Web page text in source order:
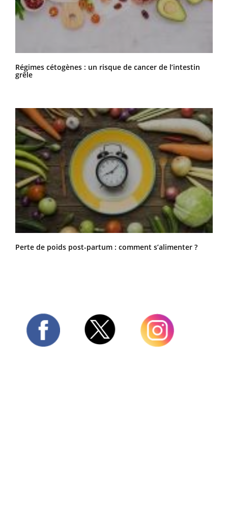
Régimes cétogènes : un risque de cancer de l’intestin
grêle
Perte de poids post-partum : comment s’alimenter ?